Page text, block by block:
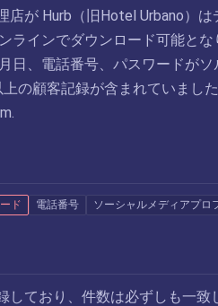
が Hurb（旧Hotel Urbano）は
ラインでダウンロード可能とな
日、電話番号、パスワードがソ
の顧客記録が含まれていまし
ド 電話番号 ソーシャルメディアプロ
しており、件数は必ずしも一致